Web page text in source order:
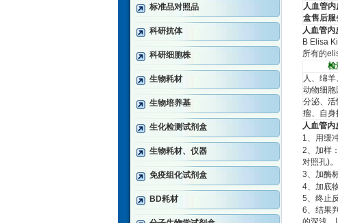
标准品对照品
科研抗体
科研细胞株
生物耗材
生物培养基
生化检测试剂盒
生物耗材、仪器
免疫组化试剂盒
BD耗材
人血管
盒售后服
人血管内
B Elisa
所有的
检
人、绵
动物细胞
分泌、活
瘤、自身
人血管内
1、用缓
2、加样
对照孔)。
3、加酶
4、加底
5、终止
6、结果